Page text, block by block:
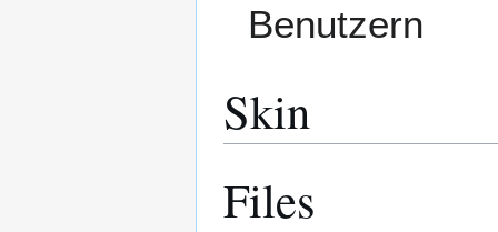
Benutzern
Skin
Files